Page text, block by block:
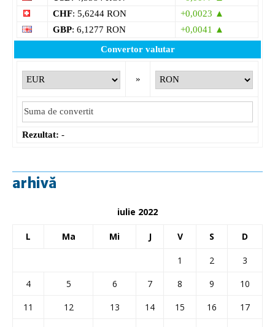
CHF: 5,6244 RON
+0,0023 ▲
GBP: 6,1277 RON
+0,0041 ▲
Convertor valutar
»
Rezultat: -
arhivă
iulie 2022
L Ma Mi J V S D
1 2
3
4
5 6 7 8 9
10
11
12 13 14 15 16
17